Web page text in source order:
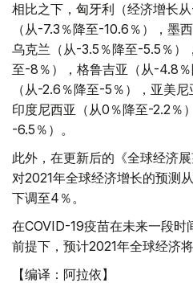
相比之下，匈牙利（经济增长
（从-7.3％降至-10.6％），墨
乌克兰（从-3.5％降至-5.5％）
至-8％），格鲁吉亚（从-4.8
（从-2.6％降至-5％），亚美
印度尼西亚（从0％降至-2.2％
-6.5％）。
此外，在更新后的《全球经济
对2021年全球经济增长的预测
下调至4％。
在COVID-19疫苗在未来一段时
前提下，预计2021年全球经济将
【编译：阿拉依】